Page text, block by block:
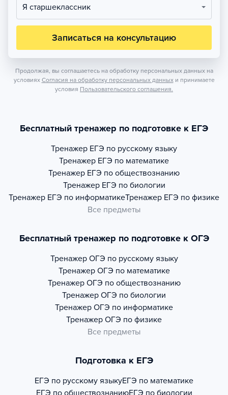
Я старшеклассник
Записаться на консультацию
Продолжая, вы соглашаетесь на обработку персональных данных на
условиях Согласия на обработку персональных данных и принимаете
условия Пользовательского соглашения.
Бесплатный тренажер по подготовке к ЕГЭ
Тренажер ЕГЭ по русскому языку
Тренажер ЕГЭ по математике
Тренажер ЕГЭ по обществознанию
Тренажер ЕГЭ по биологии
Тренажер ЕГЭ по информатикеТренажер ЕГЭ по физике
Все предметы
Бесплатный тренажер по подготовке к ОГЭ
Тренажер ОГЭ по русскому языку
Тренажер ОГЭ по математике
Тренажер ОГЭ по обществознанию
Тренажер ОГЭ по биологии
Тренажер ОГЭ по информатике
Тренажер ОГЭ по физике
Все предметы
Подготовка к ЕГЭ
ЕГЭ по русскому языкуЕГЭ по математике
ЕГЭ по обществознаниюЕГЭ по биологии